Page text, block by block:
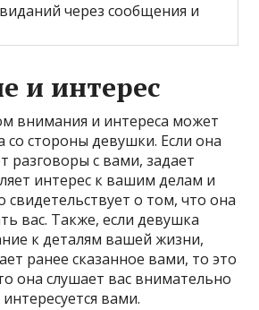
через сообщения и
и интерес
внимания и интереса может
стороны девушки. Если она
разговоры с вами, задает
интерес к вашим делам и
свидетельствует о том, что она
вас. Также, если девушка
к деталям вашей жизни,
ранее сказанное вами, то это
она слушает вас внимательно
вами.